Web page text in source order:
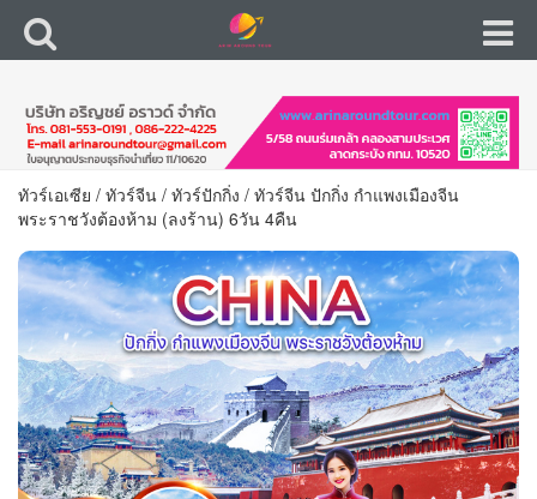
ทัวร์เอเซีย / ทัวร์จีน / ทัวร์ปักกิ่ง / ทัวร์จีน ปักกิ่ง กำแพงเมืองจีน
พระราชวังต้องห้าม (ลงร้าน) 6วัน 4คืน